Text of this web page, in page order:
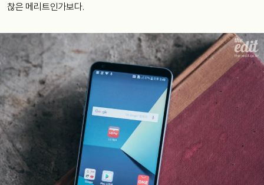
찮은 메리트인가보다.